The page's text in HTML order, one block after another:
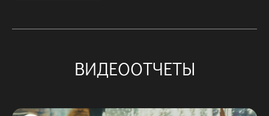
ВИДЕООТЧЕТЫ